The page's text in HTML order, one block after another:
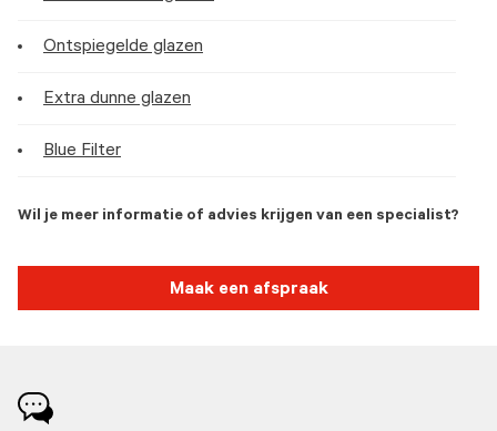
Ontspiegelde glazen
Extra dunne glazen
Blue Filter
Wil je meer informatie of advies krijgen van een specialist?
Maak een afspraak